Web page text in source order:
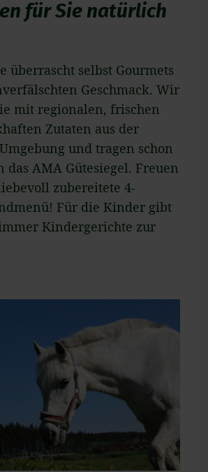
für Sie natürlich
überrascht selbst Gourmets
Geschmack. Wir
mit regionalen, frischen
Zutaten aus der
und tragen schon
das AMA Gütesiegel. Freuen
zubereitete 4-
Für die Kinder gibt
Kindergerichte zur